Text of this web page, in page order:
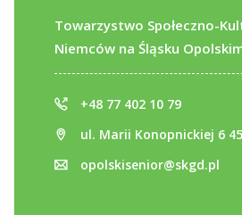
Towarzystwo Społeczno-
Niemców na Śląsku
+48 77 402 10 79
ul. Marii Konopnickiej 6
opolskisenior@skgd.pl